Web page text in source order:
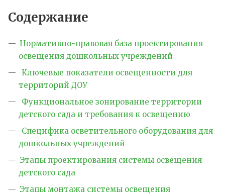
Содержание
Нормативно-правовая база проектирования
освещения дошкольных учреждений
Ключевые показатели освещенности для
территорий ДОУ
Функциональное зонирование территории
детского сада и требования к освещению
Специфика осветительного оборудования для
дошкольных учреждений
Этапы проектирования системы освещения
детского сада
Этапы монтажа системы освещения